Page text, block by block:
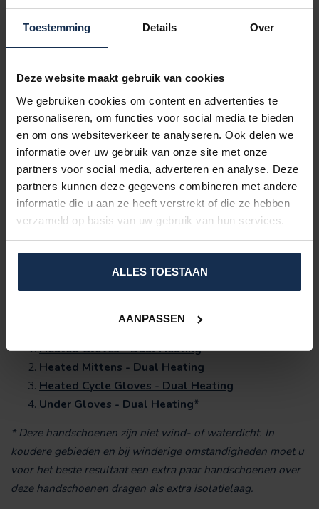
Toestemming Details Over
Deze website maakt gebruik van cookies
We gebruiken cookies om content en advertenties te
personaliseren, om functies voor social media te bieden
en om ons websiteverkeer te analyseren. Ook delen we
informatie over uw gebruik van onze site met onze
partners voor social media, adverteren en analyse. Deze
partners kunnen deze gegevens combineren met andere
informatie die u aan ze heeft verstrekt of die ze hebben
verzameld op basis van uw gebruik van hun services.
ALLES TOESTAAN
AANPASSEN
Bij Raynaud meestal niet.
betrouwbaarheid. En bij Raynaud is betrouwbaarheid geen
Welke verwarmde handschoenen zijn dan wél geschikt?
Voor Raynaud adviseren wij modellen met:
Hoge isolatiewaarde
Volledig verwarmde vingers
Dual Heating technologie
Wind- en waterdichte buitenlaag
Heated Gloves - Dual Heating
Heated Mittens - Dual Heating
Heated Cycle Gloves - Dual Heating
Under Gloves - Dual Heating*
* Deze handschoenen zijn niet wind- of waterdicht. In
koudere gebieden en bij winderige omstandigheden moet u
voor het beste resultaat een extra paar handschoenen over
deze handschoenen dragen als extra isolatielaag.